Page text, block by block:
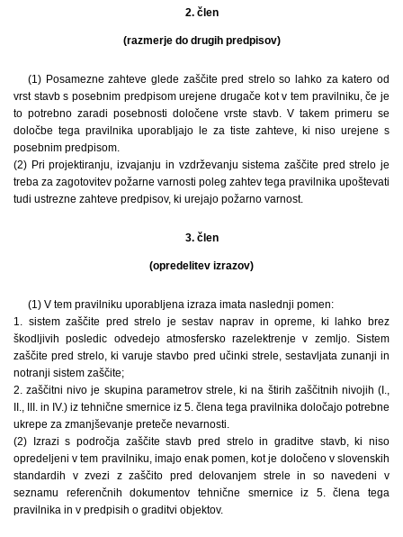
2. člen
(razmerje do drugih predpisov)
(1) Posamezne zahteve glede zaščite pred strelo so lahko za katero od
vrst stavb s posebnim predpisom urejene drugače kot v tem pravilniku, če je
to potrebno zaradi posebnosti določene vrste stavb. V takem primeru se
določbe tega pravilnika uporabljajo le za tiste zahteve, ki niso urejene s
posebnim predpisom.
(2) Pri projektiranju, izvajanju in vzdrževanju sistema zaščite pred strelo je
treba za zagotovitev požarne varnosti poleg zahtev tega pravilnika upoštevati
tudi ustrezne zahteve predpisov, ki urejajo požarno varnost.
3. člen
(opredelitev izrazov)
(1) V tem pravilniku uporabljena izraza imata naslednji pomen:
1. sistem zaščite pred strelo je sestav naprav in opreme, ki lahko brez
škodljivih posledic odvedejo atmosfersko razelektrenje v zemljo. Sistem
zaščite pred strelo, ki varuje stavbo pred učinki strele, sestavljata zunanji in
notranji sistem zaščite;
2. zaščitni nivo je skupina parametrov strele, ki na štirih zaščitnih nivojih (I.,
II., III. in IV.) iz tehnične smernice iz 5. člena tega pravilnika določajo potrebne
ukrepe za zmanjševanje preteče nevarnosti.
(2) Izrazi s področja zaščite stavb pred strelo in graditve stavb, ki niso
opredeljeni v tem pravilniku, imajo enak pomen, kot je določeno v slovenskih
standardih v zvezi z zaščito pred delovanjem strele in so navedeni v
seznamu referenčnih dokumentov tehnične smernice iz 5. člena tega
pravilnika in v predpisih o graditvi objektov.